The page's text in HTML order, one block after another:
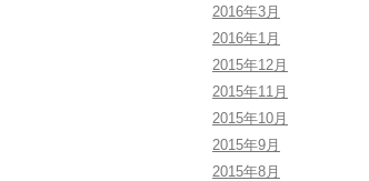
2016年3月
2016年1月
2015年12月
2015年11月
2015年10月
2015年9月
2015年8月